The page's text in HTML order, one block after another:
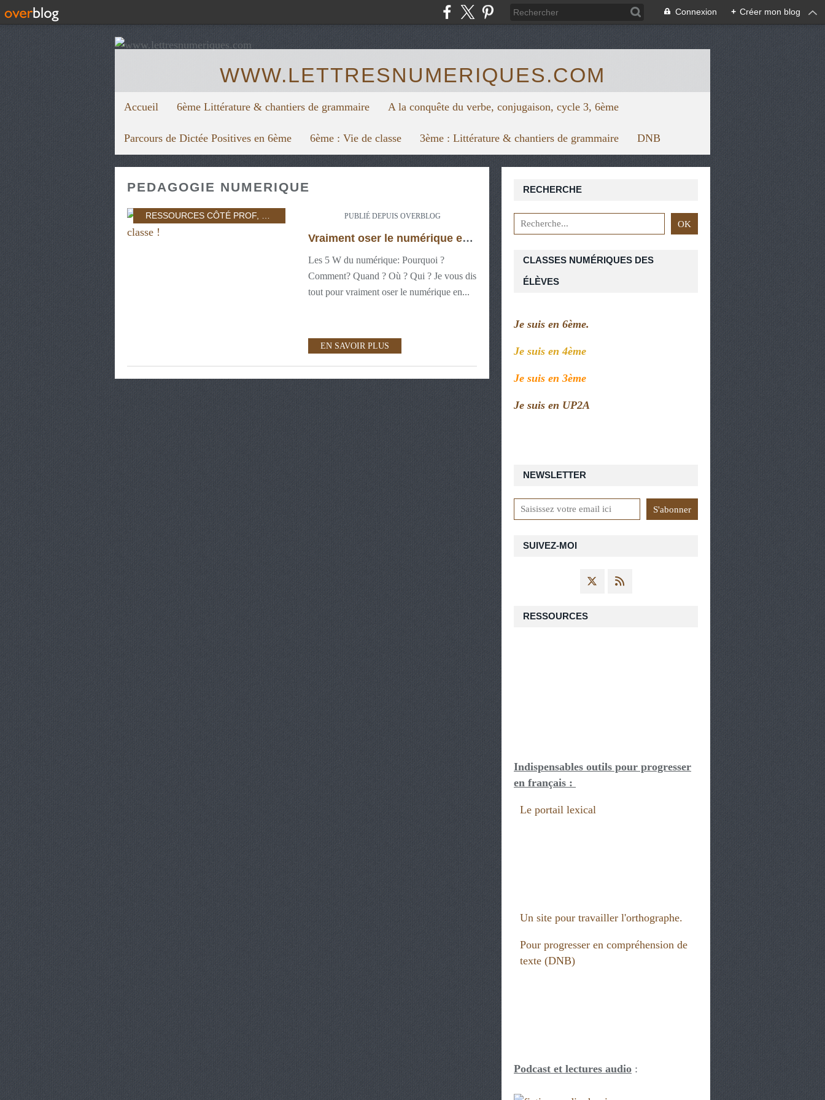
Connexion + Créer mon blog
WWW.LETTRESNUMERIQUES.COM
Accueil 6ème Littérature & chantiers de grammaire A la conquête du verbe, conjugaison, cycle 3, 6ème
Parcours de Dictée Positives en 6ème 6ème : Vie de classe 3ème : Littérature & chantiers de grammaire DNB
PEDAGOGIE NUMERIQUE
RESSOURCES CÔTÉ PROF, PÉDAGOGIE NUMÉRIQUE, FORMATION CONTINUE
PUBLIÉ DEPUIS OVERBLOG
Vraiment oser le numérique en classe !
Les 5 W du numérique: Pourquoi ?
Comment? Quand ? Où ? Qui ? Je vous dis
tout pour vraiment oser le numérique en...
EN SAVOIR PLUS
NEWSLETTER
SUIVEZ-MOI
RECHERCHE
CLASSES NUMÉRIQUES DES
ÉLÈVES
Je suis en 6ème.
Je suis en 4ème
Je suis en 3ème
Je suis en UP2A
RESSOURCES
Indispensables outils pour progresser
en français :
Le portail lexical
Un site pour travailler l'orthographe.
Pour progresser en compréhension de
texte (DNB)
Podcast et lectures audio :
https://view.genial.ly/5f67624879626a0d7128f1bc/horizontal-